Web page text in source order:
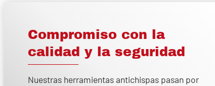
Compromiso con la
calidad y la seguridad
Nuestras herramientas antichispas pasan por